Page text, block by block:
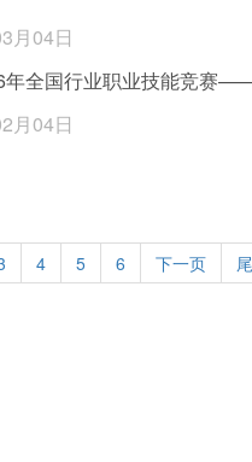
月04日
全国行业职业技能竞赛
月04日
4 5 6 下一页